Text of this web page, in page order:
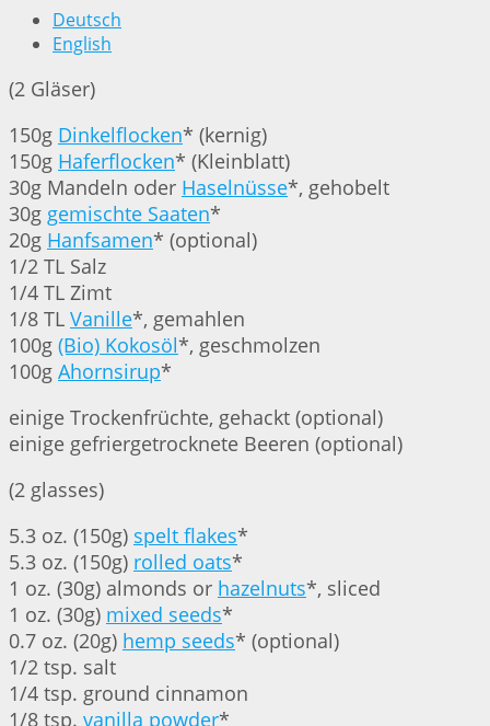
Deutsch
English
(2 Gläser)
150g Dinkelflocken* (kernig)
150g Haferflocken* (Kleinblatt)
30g Mandeln oder Haselnüsse*, gehobelt
30g gemischte Saaten*
20g Hanfsamen* (optional)
1/2 TL Salz
1/4 TL Zimt
1/8 TL Vanille*, gemahlen
100g (Bio) Kokosöl*, geschmolzen
100g Ahornsirup*
einige Trockenfrüchte, gehackt (optional)
einige gefriergetrocknete Beeren (optional)
(2 glasses)
5.3 oz. (150g) spelt flakes*
5.3 oz. (150g) rolled oats*
1 oz. (30g) almonds or hazelnuts*, sliced
1 oz. (30g) mixed seeds*
0.7 oz. (20g) hemp seeds* (optional)
1/2 tsp. salt
1/4 tsp. ground cinnamon
1/8 tsp. vanilla powder*